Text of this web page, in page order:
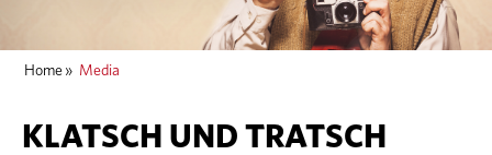
Home » Media
KLATSCH UND TRATSCH